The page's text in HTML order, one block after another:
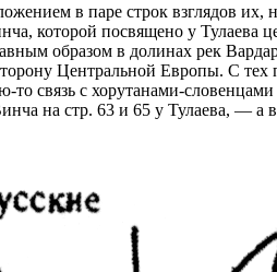
в паре строк взглядов их,
которой посвящено у
образом в долинах рек
Центральной Европы. С
связь с хорутанами-
на стр. 63 и 65 у Тулаева, —